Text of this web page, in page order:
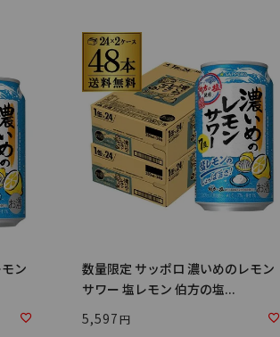
ン
数量限定 サッポロ 濃いめのレモン
サワー 塩レモン 伯方の塩...
5,597